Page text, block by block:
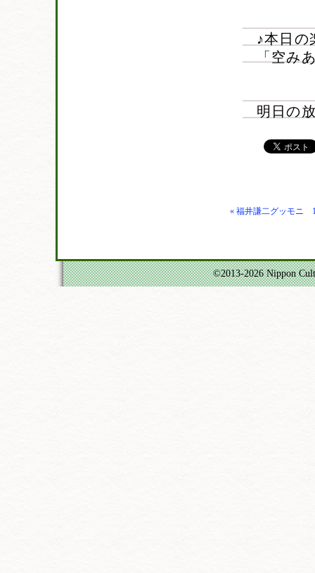
♪本日の
「空み
明日の
« 福井謙二グッモニ
©2013-2026 Nippon